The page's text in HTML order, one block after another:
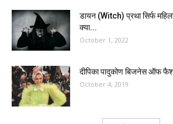
डायन (Witch) प्रथा सिर्फ
क्या...
October 1, 2022
दीपिका पादुकोण बिजनेस ऑफ
October 4, 2019